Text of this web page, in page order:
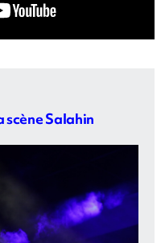
Salahin